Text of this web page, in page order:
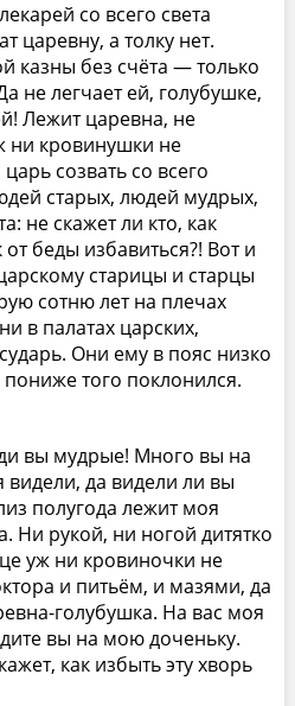
со всего света
царевну, а толку нет.
казны без счёта — только
не легчает ей, голубушке,
Лежит царевна, не
ни кровинушки не
созвать со всего
старых, людей мудрых,
не скажет ли кто, как
беды избавиться?! Вот и
старицы и старцы
сотню лет на плечах
в палатах царских,
Они ему в пояс низко
того поклонился.
вы мудрые! Много вы на
видели, да видели ли вы
полугода лежит моя
Ни рукой, ни ногой дитятко
уж ни кровиночки не
и питьём, и мазями, да
голубушка. На вас моя
вы на мою доченьку.
как избыть эту хворь